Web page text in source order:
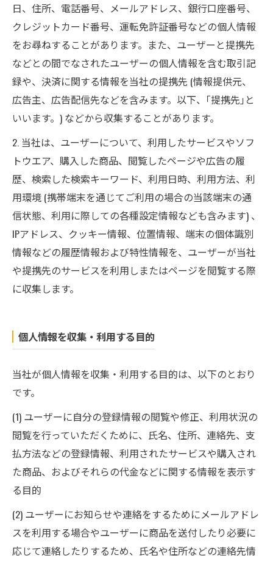
日、住所、電話番号、メールアドレス、銀行口座番号、
クレジットカード番号、運転免許証番号などの個人情報
をお尋ねすることがあります。また、ユーザーと提携先
などとの間でなされたユーザーの個人情報を含む取引記
録や、決済に関する情報を当社の提携先 (情報提供元、
広告主、広告配信先などを含みます。以下、｢提携先｣と
いいます。) などから収集することがあります。
2. 当社は、ユーザーについて、利用したサービスやソフ
トウエア、購入した商品、閲覧したページや広告の履
歴、検索した検索キーワード、利用日時、利用方法、利
用環境 (携帯端末を通じてご利用の場合の当該端末の通
信状態、利用に際しての各種設定情報なども含みます) 、
IPアドレス、クッキー情報、位置情報、端末の個体識別
情報などの履歴情報および特性情報を、ユーザーが当社
や提携先のサービスを利用しまたはページを閲覧する際
に収集します。
個人情報を収集・利用する目的
当社が個人情報を収集・利用する目的は、以下のとおり
です。
(1) ユーザーに自分の登録情報の閲覧や修正、利用状況の
閲覧を行っていただくために、氏名、住所、連絡先、支
払方法などの登録情報、利用されたサービスや購入され
た商品、およびそれらの代金などに関する情報を表示す
る目的
(2) ユーザーにお知らせや連絡をするためにメールアドレ
スを利用する場合やユーザーに商品を送付したり必要に
応じて連絡したりするため、氏名や住所などの連絡先情